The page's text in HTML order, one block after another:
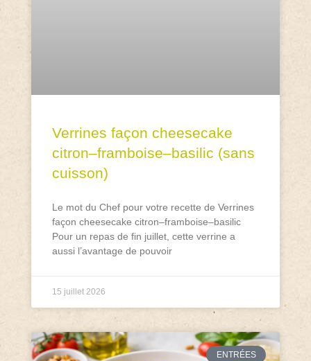
Verrines façon cheesecake
citron–framboise–basilic (sans
cuisson)
Le mot du Chef pour votre recette de Verrines
façon cheesecake citron–framboise–basilic
Pour un repas de fin juillet, cette verrine a
aussi l’avantage de pouvoir
15 juillet 2026
ENTRÉES